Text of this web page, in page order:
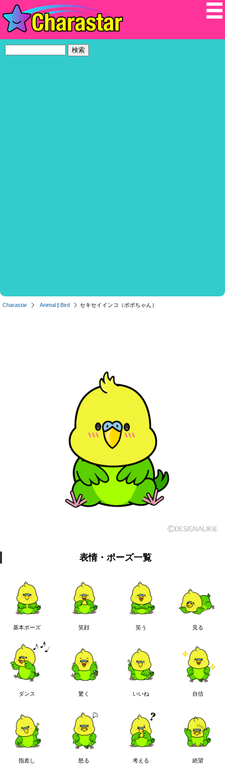
Charastar Animal | Bird セキセイインコ（ポポちゃん）
表情・ポーズ一覧
基本ポーズ 笑顔 笑う 見る
ダンス 驚く いいね 自信
指差し 怒る 考える 絶望